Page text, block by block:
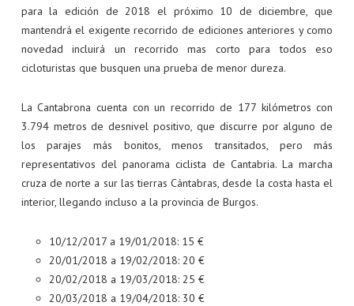
GUIA DEL CORREDOR
SEGUROS
para la edición de 2018 el próximo 10 de diciembre, que
mantendrá el exigente recorrido de ediciones anteriores y como
novedad incluirá un recorrido mas corto para todos eso
cicloturistas que busquen una prueba de menor dureza.
La Cantabrona cuenta con un recorrido de 177 kilómetros con
3.794 metros de desnivel positivo, que discurre por alguno de
los parajes más bonitos, menos transitados, pero más
representativos del panorama ciclista de Cantabria. La marcha
cruza de norte a sur las tierras Cántabras, desde la costa hasta el
interior, llegando incluso a la provincia de Burgos.
10/12/2017 a 19/01/2018: 15 €
20/01/2018 a 19/02/2018: 20 €
20/02/2018 a 19/03/2018: 25 €
20/03/2018 a 19/04/2018: 30 €